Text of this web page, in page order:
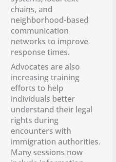
chains, and
neighborhood-based
communication
networks to improve
response times.
Advocates are also
increasing training
efforts to help
individuals better
understand their legal
rights during
encounters with
immigration authorities.
Many sessions now